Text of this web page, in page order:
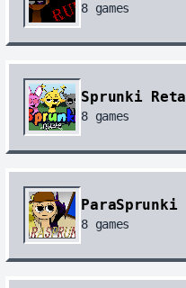
8 games
Sprunki
8 games
ParaSprunki
8 games